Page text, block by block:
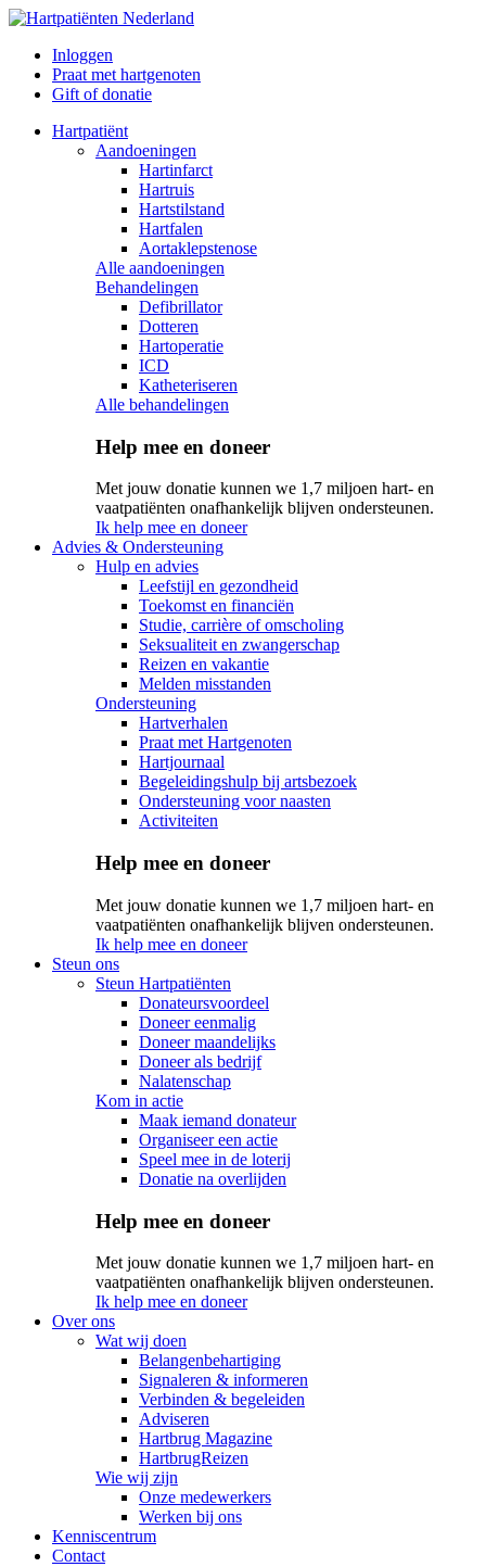
Inloggen
Praat met hartgenoten
Gift of donatie
Hartpatiënt
Aandoeningen
Hartinfarct
Hartruis
Hartstilstand
Hartfalen
Aortaklepstenose
Alle aandoeningen
Behandelingen
Defibrillator
Dotteren
Hartoperatie
ICD
Katheteriseren
Alle behandelingen
Help mee en doneer
Met jouw donatie kunnen we 1,7 miljoen hart- en
vaatpatiënten onafhankelijk blijven ondersteunen.
Ik help mee en doneer
Advies & Ondersteuning
Hulp en advies
Leefstijl en gezondheid
Toekomst en financiën
Studie, carrière of omscholing
Seksualiteit en zwangerschap
Reizen en vakantie
Melden misstanden
Ondersteuning
Hartverhalen
Praat met Hartgenoten
Hartjournaal
Begeleidingshulp bij artsbezoek
Ondersteuning voor naasten
Activiteiten
Help mee en doneer
Met jouw donatie kunnen we 1,7 miljoen hart- en
vaatpatiënten onafhankelijk blijven ondersteunen.
Ik help mee en doneer
Steun ons
Steun Hartpatiënten
Donateursvoordeel
Doneer eenmalig
Doneer maandelijks
Doneer als bedrijf
Nalatenschap
Kom in actie
Maak iemand donateur
Organiseer een actie
Speel mee in de loterij
Donatie na overlijden
Help mee en doneer
Met jouw donatie kunnen we 1,7 miljoen hart- en
vaatpatiënten onafhankelijk blijven ondersteunen.
Ik help mee en doneer
Over ons
Wat wij doen
Belangenbehartiging
Signaleren & informeren
Verbinden & begeleiden
Adviseren
Hartbrug Magazine
HartbrugReizen
Wie wij zijn
Onze medewerkers
Werken bij ons
Kenniscentrum
Contact